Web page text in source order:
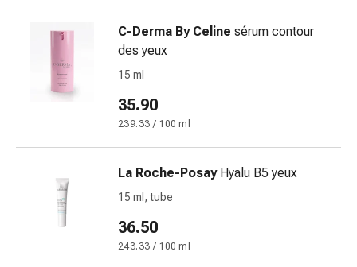
brûlures
Bandes
élastiques
pour
fixation
Gazes
Bandes
C-Derma By Celine sérum contour
des yeux
15 ml
35.90
239.33 / 100 ml
La Roche-Posay Hyalu B5 yeux
15 ml, tube
36.50
243.33 / 100 ml